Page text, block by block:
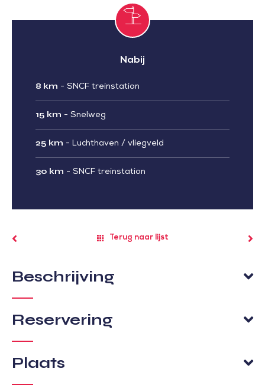
Nabij
8 km - SNCF treinstation
15 km - Snelweg
25 km - Luchthaven / vliegveld
30 km - SNCF treinstation
Terug naar lijst
Beschrijving
Reservering
Plaats